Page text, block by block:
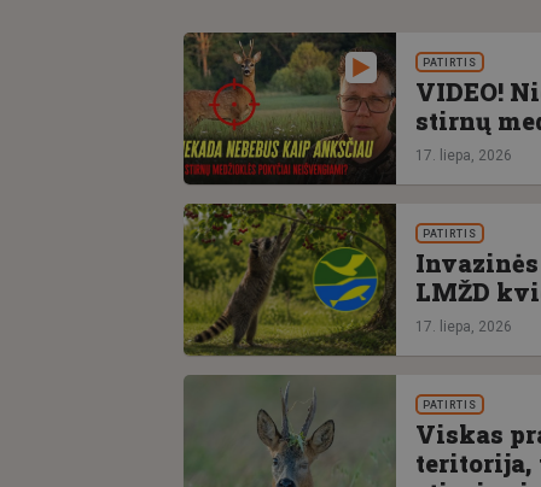
PATIRTIS
VIDEO!
stirnų
17. liepa, 2026
PATIRTIS
LMŽD
17. liepa, 2026
PATIRTIS
Viskas
teritorija,